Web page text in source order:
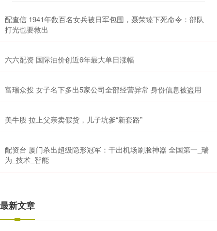
配查信 1941年数百名女兵被日军包围，聂荣臻下死命令：部队
打光也要救出
六六配资 国际油价创近6年最大单日涨幅
富瑞众投 女子名下多出5家公司全部经营异常 身份信息被盗用
美牛股 拉上父亲卖假货，儿子坑爹“新套路”
配资台 厦门杀出超级隐形冠军：干出机场刷脸神器 全国第一_瑞
为_技术_智能
最新文章